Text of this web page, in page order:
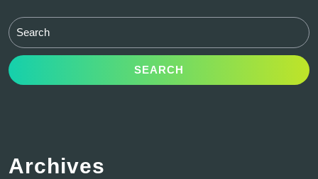
Search
for:
Archives